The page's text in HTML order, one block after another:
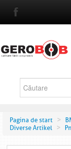
Pagina de start >
Diverse Artikel >